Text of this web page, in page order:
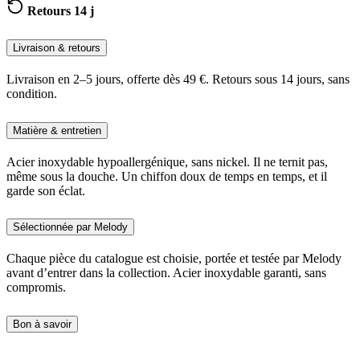
Retours 14 j
Livraison & retours
Livraison en 2–5 jours, offerte dès 49 €. Retours sous 14 jours, sans
condition.
Matière & entretien
Acier inoxydable hypoallergénique, sans nickel. Il ne ternit pas,
même sous la douche. Un chiffon doux de temps en temps, et il
garde son éclat.
Sélectionnée par Melody
Chaque pièce du catalogue est choisie, portée et testée par Melody
avant d’entrer dans la collection. Acier inoxydable garanti, sans
compromis.
Bon à savoir